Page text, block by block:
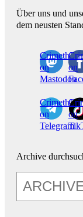
Über uns und
dem neusten
CrimethInc.
on
Mastodon
on
CrimethInc.
on
Telegram
on
Archive